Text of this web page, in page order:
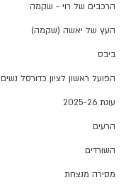
הרכבים של רוי - שקמה
העץ של יאשה (שקמה)
ביבס
הפועל ראשון לציון כדורסל נשים
עונת 2025-26
הרעים
השורדים
מסירה מנצחת